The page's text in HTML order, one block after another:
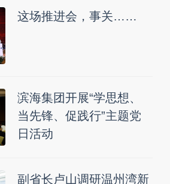
这场推进会，事关……
滨海集团开展“学思想、
当先锋、促践行”主题党
日活动
副省长卢山调研温州湾新